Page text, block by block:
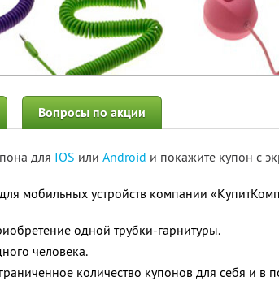
Вопросы по акции
для IOS или Android и покажите купон с
мобильных устройств компании
одной трубки-гарнитуры.
человека.
количество купонов для себя и в